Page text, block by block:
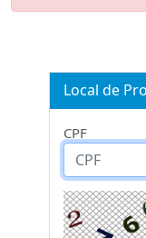
Local de
CPF